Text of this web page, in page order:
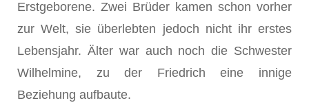
Erstgeborene. Zwei Brüder kamen schon vorher
zur Welt, sie überlebten jedoch nicht ihr erstes
Lebensjahr. Älter war auch noch die Schwester
Wilhelmine, zu der Friedrich eine innige
Beziehung aufbaute.